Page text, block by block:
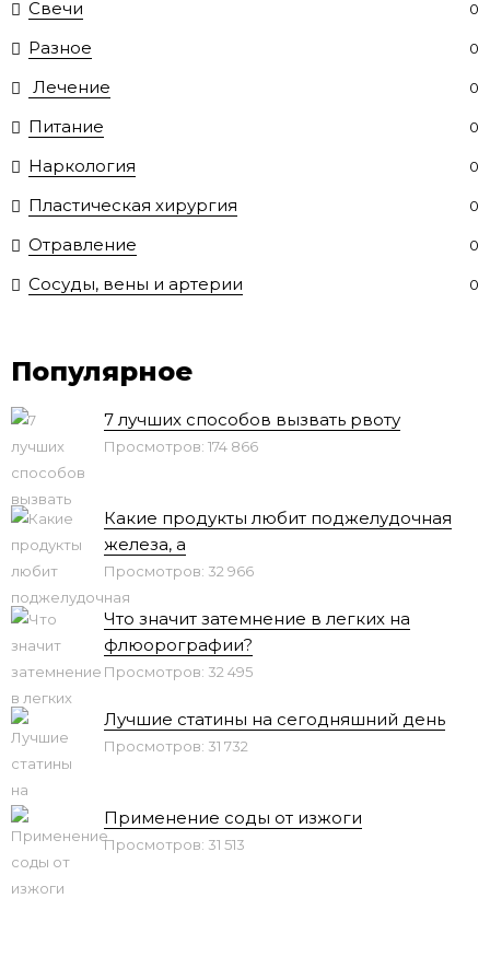
Свечи 0
Разное 0
Лечение 0
Питание 0
Наркология 0
Пластическая хирургия 0
Отравление 0
Сосуды, вены и артерии 0
Популярное
7 лучших способов вызвать рвоту
Просмотров: 174 866
Какие продукты любит поджелудочная
железа, а
Просмотров: 32 966
Что значит затемнение в легких на
флюорографии?
Просмотров: 32 495
Лучшие статины на сегодняшний день
Просмотров: 31 732
Применение соды от изжоги
Просмотров: 31 513